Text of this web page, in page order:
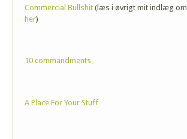
Commercial Bullshit (læs i øvrigt mit indlæg om
her)
10 commandments
A Place For Your Stuff